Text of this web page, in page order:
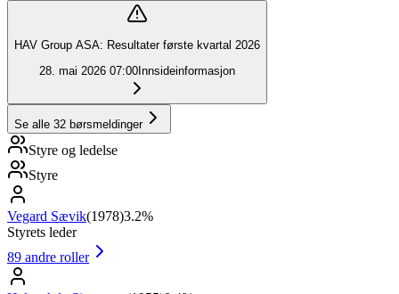
HAV Group ASA: Resultater første kvartal 2026
28. mai 2026 07:00Innsideinformasjon
Se alle 32 børsmeldinger
Styre og ledelse
Styre
Vegard Sævik(1978)3.2%
Styrets leder
89 andre roller